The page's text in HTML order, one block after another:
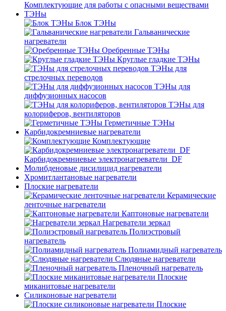
Комплектующие для работы с опасными веществами
ТЭНы
Блок ТЭНы
Гальванические
нагреватели
Оребренные ТЭНы
Круглые гладкие ТЭНы
ТЭНы для
стрелочных переводов
ТЭНы для
диффузионных насосов
ТЭНы для
колориферов, вентиляторов
Герметичные ТЭНы
Карбидокремниевые нагреватели
Комплектующие
Карбидокремниевые электронагреватели_DF
Молибденовые дисилицид нагреватели
Хромитлантановые нагреватели
Плоские нагреватели
Керамические
ленточные нагреватели
Каптоновые нагреватели
Нагреватели зеркал
Полиэстровый
нагреватель
Полиамидный нагреватель
Слюдяные нагреватели
Пленочный нагреватель
Плоские
миканитовые нагреватели
Силиконовые нагреватели
Плоские